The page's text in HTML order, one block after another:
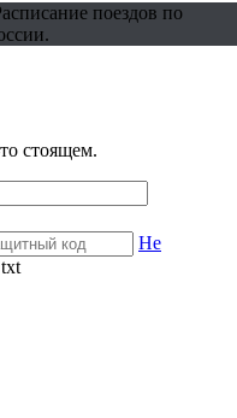
поездов по
стоящем.
Не